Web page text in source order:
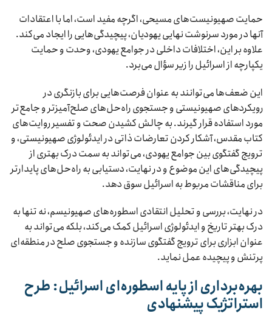
حمایت صهیونیست‌های مسیحی، اگرچه مفید است، اما با اعتقادات
آنها در مورد سرنوشت نهایی یهودیان، پیچیدگی‌هایی را ایجاد می‌کند.
علاوه بر این، اختلافات داخلی در جوامع یهودی، وحدت و حمایت
یکپارچه از اسرائیل را زیر سؤال می‌برد.
این ضعف‌ها می‌توانند به عنوان فرصت‌هایی برای بازنگری در
رویکردهای صهیونیستی و جستجوی راه‌حل‌های صلح‌آمیزتر و جامع‌تر
مورد استفاده قرار گیرند. به چالش کشیدن صحت و تفسیر روایت‌های
کتاب مقدس، آشکار کردن تعارضات ذاتی در ایدئولوژی صهیونیستی، و
ترویج گفتگوی بین جوامع یهودی، می‌تواند به سمت درک بهتری از
پیچیدگی‌های این موضوع و در نهایت، دستیابی به راه‌حل‌های پایدارتر
برای مناقشات مربوط به اسرائیل سوق دهد.
در نهایت، بررسی و تحلیل انتقادی اسطوره‌های صهیونیسم، نه تنها به
درک بهتر تاریخ و ایدئولوژی اسرائیل کمک می‌کند، بلکه می‌تواند به
عنوان ابزاری برای ترویج گفتگوی سازنده و جستجوی صلح در منطقه‌ای
پرتنش و پیچیده عمل نماید.
بهره‌برداری از پایه اسطوره‌ای اسرائیل: طرح
استراتژیک پیشنهادی